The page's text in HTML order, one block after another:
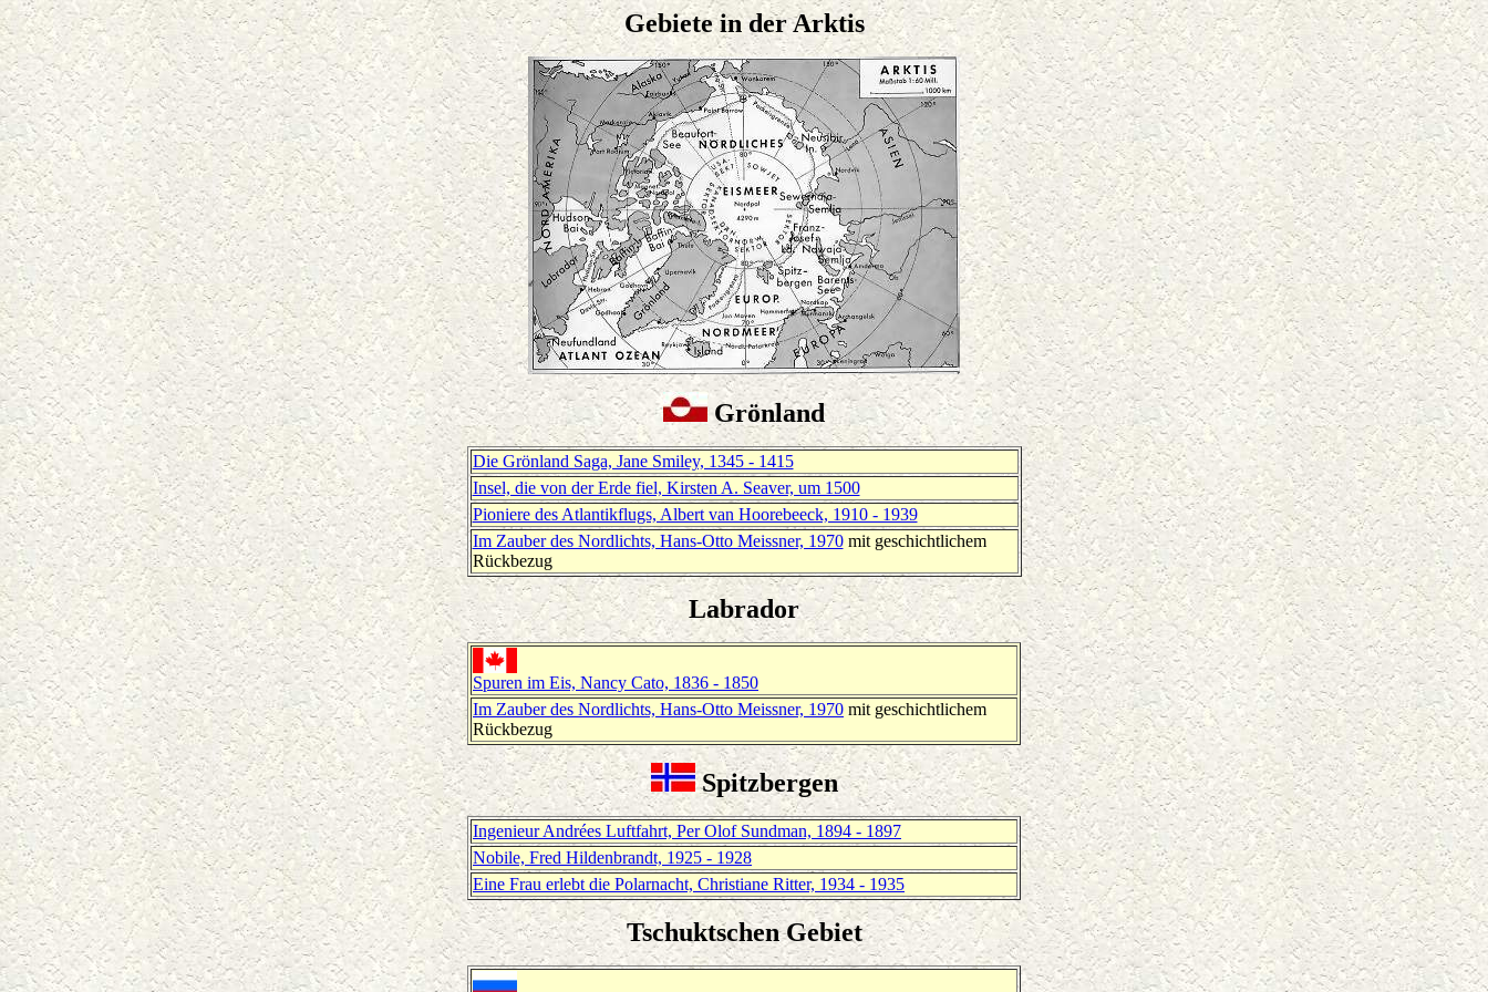
Gebiete in der Arktis
Grönland
Die Grönland Saga, Jane Smiley, 1345 - 1415
Insel, die von der Erde fiel, Kirsten A. Seaver, um 1500
Pioniere des Atlantikflugs, Albert van Hoorebeeck, 1910 - 1939
Im Zauber des Nordlichts, Hans-Otto Meissner, 1970mit geschichtlichem
Rückbezug
Labrador
Spuren im Eis, Nancy Cato, 1836 - 1850
Im Zauber des Nordlichts, Hans-Otto Meissner, 1970 mit geschichtlichem
Rückbezug
Spitzbergen
Ingenieur Andrées Luftfahrt, Per Olof Sundman, 1894 - 1897
Nobile, Fred Hildenbrandt, 1925 - 1928
Eine Frau erlebt die Polarnacht, Christiane Ritter, 1934 - 1935
Tschuktschen Gebiet